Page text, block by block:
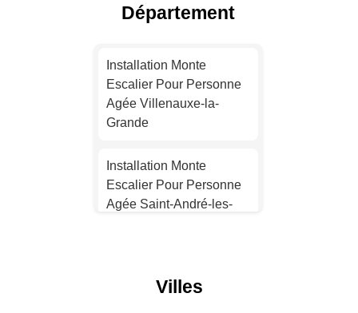
Agée Toulouse
Installation Monte
Installation Monte
Installation Monte
Département
Installation Monte
Escalier Pour Personne
Agée Villenauxe-la-
Grande
Installation Monte
Escalier Pour Personne
Agée Saint-André-les-
Escalier Pour Personne
Villes